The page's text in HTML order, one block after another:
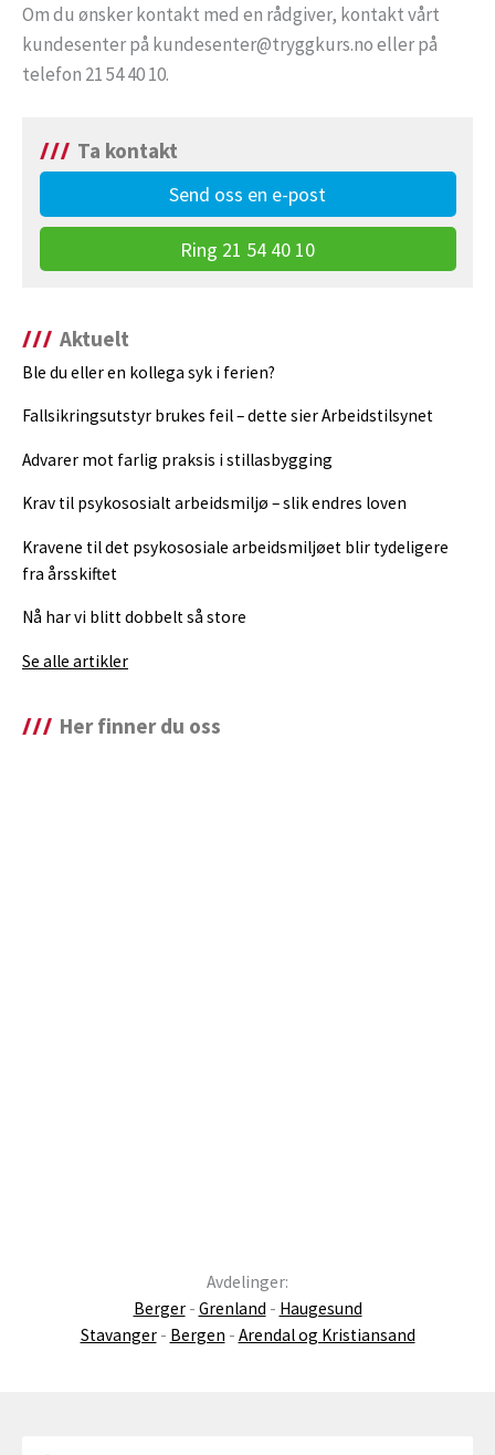
Om du ønsker kontakt med en rådgiver, kontakt vårt
kundesenter på kundesenter@tryggkurs.no eller på
telefon 21 54 40 10.
Ta kontakt
Send oss en e-post
Ring 21 54 40 10
Aktuelt
Ble du eller en kollega syk i ferien?
Fallsikringsutstyr brukes feil – dette sier Arbeidstilsynet
Advarer mot farlig praksis i stillasbygging
Krav til psykososialt arbeidsmiljø – slik endres loven
Kravene til det psykososiale arbeidsmiljøet blir tydeligere
fra årsskiftet
Nå har vi blitt dobbelt så store
Se alle artikler
Her finner du oss
Avdelinger:
Berger- Grenland - Haugesund
Stavanger- Bergen - Arendal og Kristiansand
Søk